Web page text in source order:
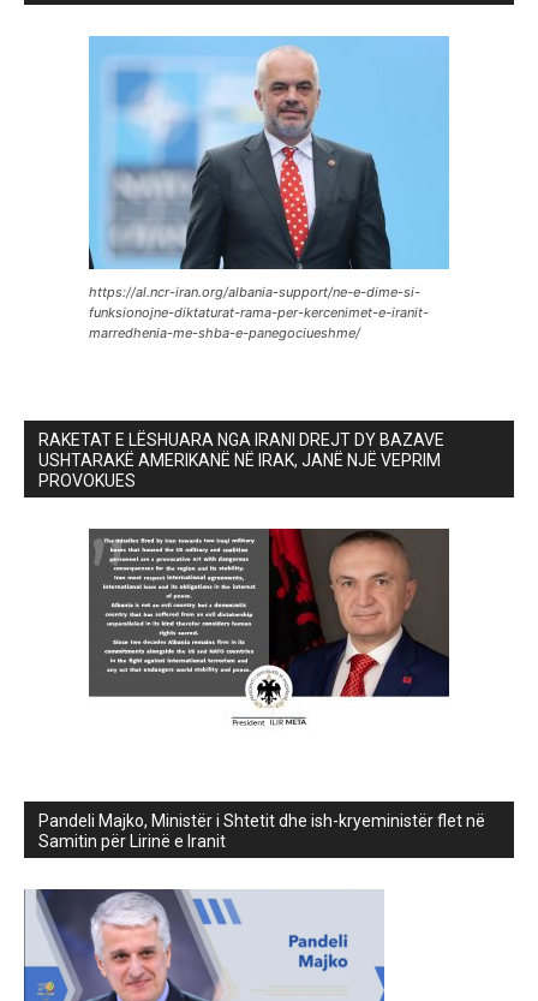
https://al.ncr-iran.org/albania-support/ne-e-dime-si-
funksionojne-diktaturat-rama-per-kercenimet-e-iranit-
marredhenia-me-shba-e-panegociueshme/
RAKETAT E LËSHUARA NGA IRANI DREJT DY BAZAVE
USHTARAKË AMERIKANË NË IRAK, JANË NJË VEPRIM
PROVOKUES
Pandeli Majko, Ministër i Shtetit dhe ish-kryeministër flet në
Samitin për Lirinë e Iranit